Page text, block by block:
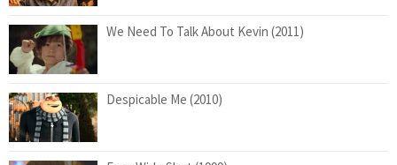
We Need To Talk About Kevin (2011)
Despicable Me (2010)